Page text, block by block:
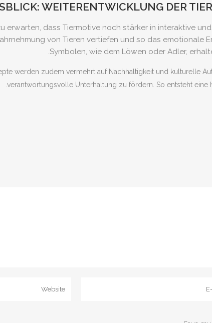
WEITERENTWICKLUNG DER
erwarten, dass Tiermotive noch stärker in interaktive
von Tieren vertiefen und so das emotionale
Symbolen, wie dem Löwen oder Adler,
werden zudem vermehrt auf Nachhaltigkeit und kulturelle
verantwortungsvolle Unterhaltung zu fördern. So entsteht